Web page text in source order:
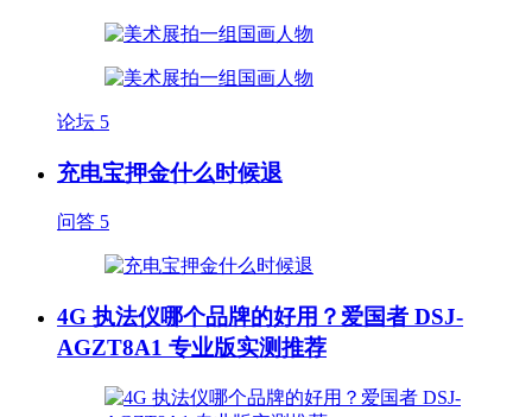
论坛 5
充电宝押金什么时候退
问答 5
4G 执法仪哪个品牌的好用？爱国者 DSJ-
AGZT8A1 专业版实测推荐